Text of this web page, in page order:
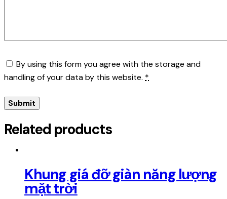
By using this form you agree with the storage and
handling of your data by this website. *
Related products
Khung giá đỡ giàn năng lượng
mặt trời